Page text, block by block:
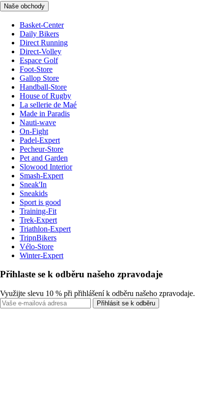
Naše obchody
Basket-Center
Daily Bikers
Direct Running
Direct-Volley
Espace Golf
Foot-Store
Gallop Store
Handball-Store
House of Rugby
La sellerie de Maé
Made in Paradis
Nauti-wave
On-Fight
Padel-Expert
Pecheur-Store
Pet and Garden
Slowood Interior
Smash-Expert
Sneak'In
Sneakids
Sport is good
Training-Fit
Trek-Expert
Triathlon-Expert
TripnBikers
Vélo-Store
Winter-Expert
Přihlaste se k odběru našeho zpravodaje
Využijte slevu 10 % při přihlášení k odběru našeho zpravodaje.
Přihlásit se k odběru